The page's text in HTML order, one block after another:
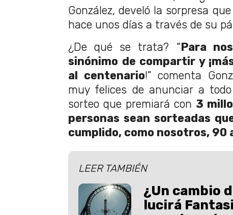
González, develó la sorpresa
hace unos días a través de su
¿De qué se trata? “Para
sinónimo de compartir y
al centenario!” comenta
muy felices de anunciar a
sorteo que premiará con 3
personas sean sorteadas
cumplido, como nosotros, 90
LEER TAMBIÉN
¿Un cambio
lucirá